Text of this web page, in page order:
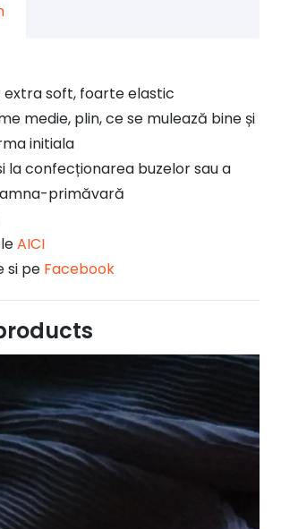
soft, foarte elastic
medie, plin, ce se mulează bine și
initiala
la confecționarea buzelor sau a
primăvară
AICI
si pe Facebook